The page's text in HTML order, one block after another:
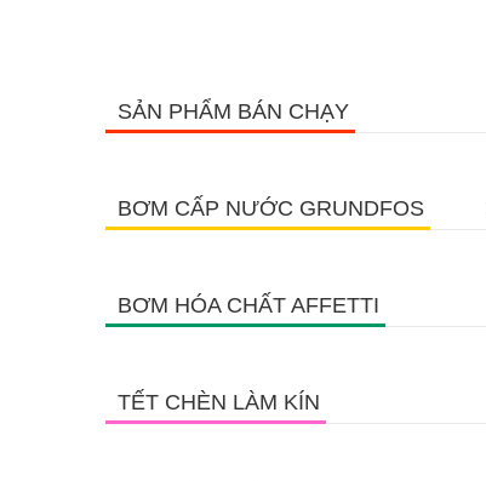
SẢN PHẨM BÁN CHẠY
BƠM CẤP NƯỚC GRUNDFOS
BƠM HÓA CHẤT AFFETTI
TẾT CHÈN LÀM KÍN